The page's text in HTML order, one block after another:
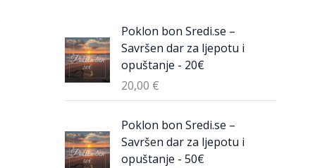
Poklon bon Sredi.se –
Savršen dar za ljepotu i
opuštanje - 20€
20,00 €
Poklon bon Sredi.se –
Savršen dar za ljepotu i
opuštanje - 50€